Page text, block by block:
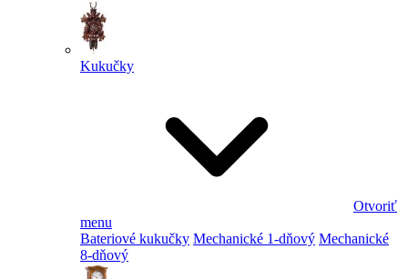
Kukučky
Otvoriť
menu
Bateriové kukučky Mechanické 1-dňový Mechanické
8-dňový